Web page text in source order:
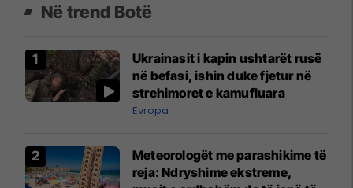
Në trend Botë
Ukrainasit i kapin ushtarët rusë
në befasi, ishin duke fjetur në
strehimoret e kamufluara
Evropa
Meteorologët me parashikime të
reja: Ndryshime ekstreme,